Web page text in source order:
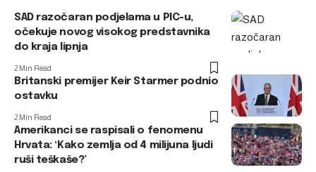
SAD razočaran podjelama u PIC-u,
očekuje novog visokog predstavnika
do kraja lipnja
2 Min Read
Britanski premijer Keir Starmer podnio
ostavku
2 Min Read
Amerikanci se raspisali o fenomenu
Hrvata: ‘Kako zemlja od 4 milijuna ljudi
ruši teškaše?’